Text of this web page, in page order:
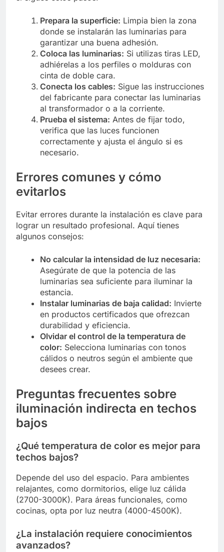
Prepara la superficie: Limpia bien la zona
donde se instalarán las luminarias para
garantizar una buena adhesión.
Coloca las luminarias: Si utilizas tiras LED,
adhiérelas a los perfiles o molduras con
cinta de doble cara.
Conecta los cables: Sigue las instrucciones
del fabricante para conectar las luminarias
al transformador o a la corriente.
Prueba el sistema: Antes de fijar todo,
verifica que las luces funcionen
correctamente y ajusta el ángulo si es
necesario.
Errores comunes y cómo
evitarlos
Evitar errores durante la instalación es clave para
lograr un resultado profesional. Aquí tienes
algunos consejos:
No calcular la intensidad de luz necesaria:
Asegúrate de que la potencia de las
luminarias sea suficiente para iluminar la
estancia.
Instalar luminarias de baja calidad: Invierte
en productos certificados que ofrezcan
durabilidad y eficiencia.
Olvidar el control de la temperatura de
color: Selecciona luminarias con tonos
cálidos o neutros según el ambiente que
desees crear.
Preguntas frecuentes sobre
iluminación indirecta en techos
bajos
¿Qué temperatura de color es mejor para
techos bajos?
Depende del uso del espacio. Para ambientes
relajantes, como dormitorios, elige luz cálida
(2700-3000K). Para áreas funcionales, como
cocinas, opta por luz neutra (4000-4500K).
¿La instalación requiere conocimientos
avanzados?